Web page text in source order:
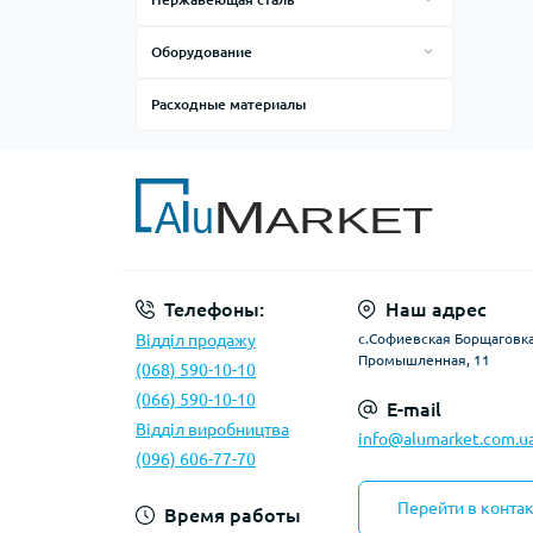
Лист технический
Муфта
Полоса
Проволока
Труба квадратная
Труба круглая
Труба прямоугольная
Уголок
Оборудование
Расходные материалы
Телефоны:
Відділ продажу
(068) 590-10-10
(066) 590-10-10
Відділ виробництва
(096) 606-77-70
Время работы
Наш адрес
с.Софиевская
Промышленная, 11
E-mail
Перейти в